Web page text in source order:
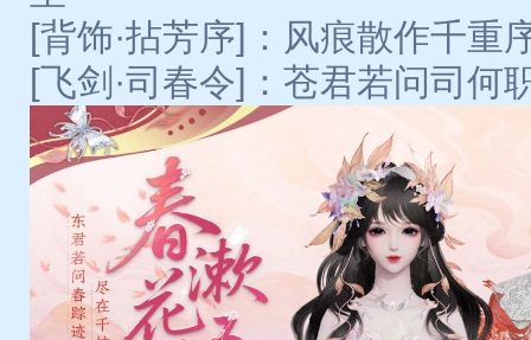
[背饰·拈芳序]：风痕散作千重
[飞剑·司春令]：苍君若问司何